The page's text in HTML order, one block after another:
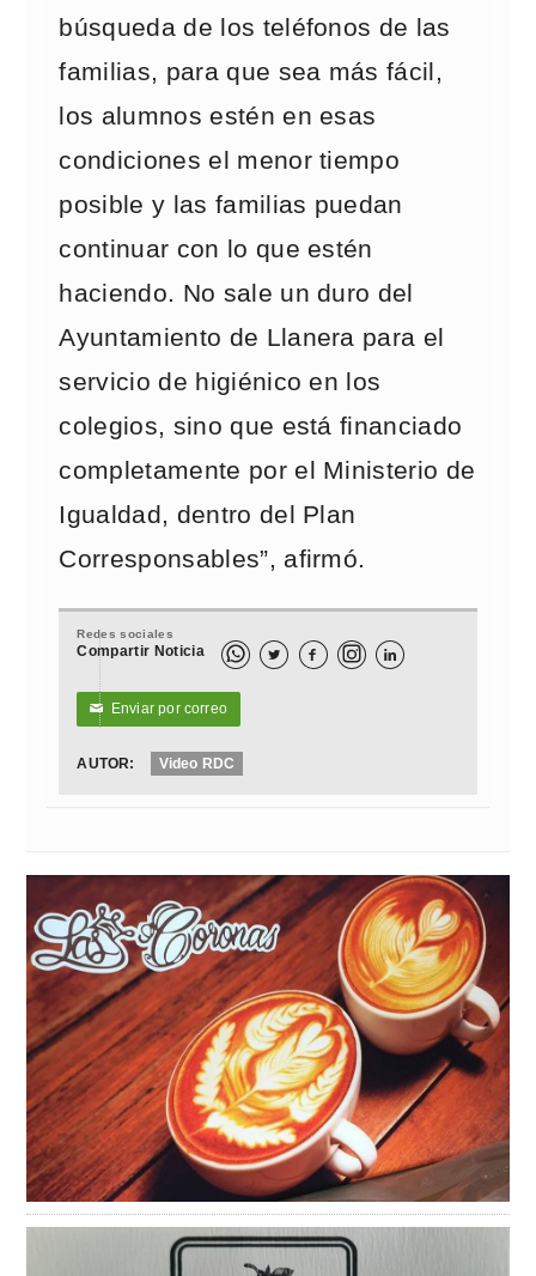
búsqueda de los teléfonos de las
familias, para que sea más fácil,
los alumnos estén en esas
condiciones el menor tiempo
posible y las familias puedan
continuar con lo que estén
haciendo. No sale un duro del
Ayuntamiento de Llanera para el
servicio de higiénico en los
colegios, sino que está financiado
completamente por el Ministerio de
Igualdad, dentro del Plan
Corresponsables”, afirmó.
Redes sociales
Compartir Noticia   
✉ Enviar por correo
AUTOR: Video RDC